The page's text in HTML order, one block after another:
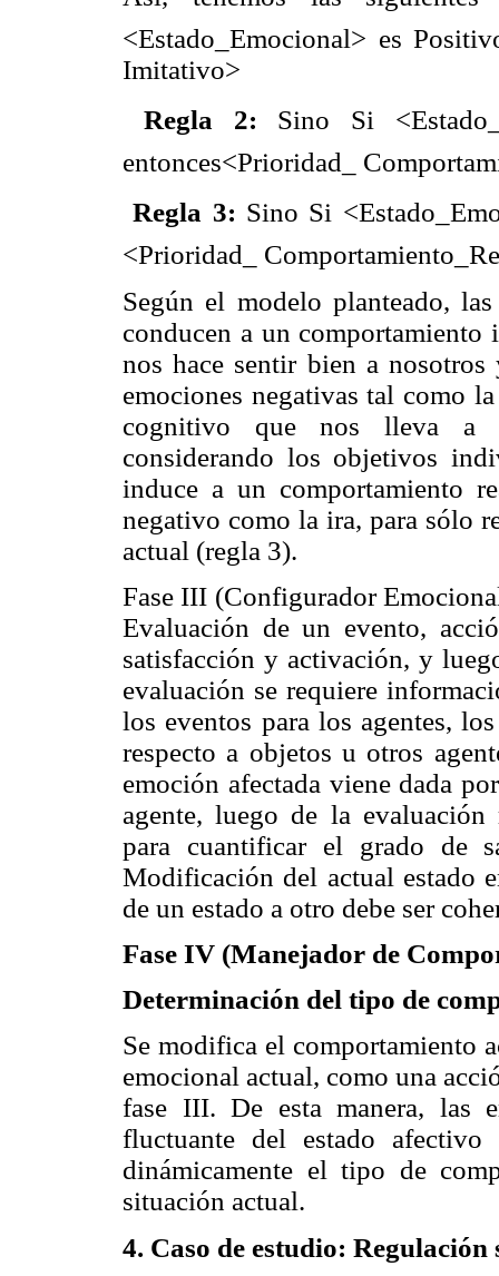
<Estado_Emocional> es
Imitativo>
 Regla 2: Sino Si
entonces<Prioridad_
 Regla 3: Sino Si
<Prioridad_
Según el modelo planteado,
conducen a un
nos hace sentir bien a
emociones negativas tal como
cognitivo que nos lleva a
considerando los objetivos
induce a un comportamiento
negativo como la ira, para sólo
actual (regla 3).
Fase III (Configurador
Evaluación de un evento,
satisfacción y activación, y
evaluación se requiere
los eventos para los agentes,
respecto a objetos u otros
emoción afectada viene dada
agente, luego de la
para cuantificar el grado de
Modificación del actual estado
de un estado a otro debe ser
Fase IV (Manejador de
Determinación del tipo de
Se modifica el comportamiento
emocional actual, como una
fase III. De esta manera, las
fluctuante del estado
dinámicamente el tipo de
situación actual.
4. Caso de estudio: